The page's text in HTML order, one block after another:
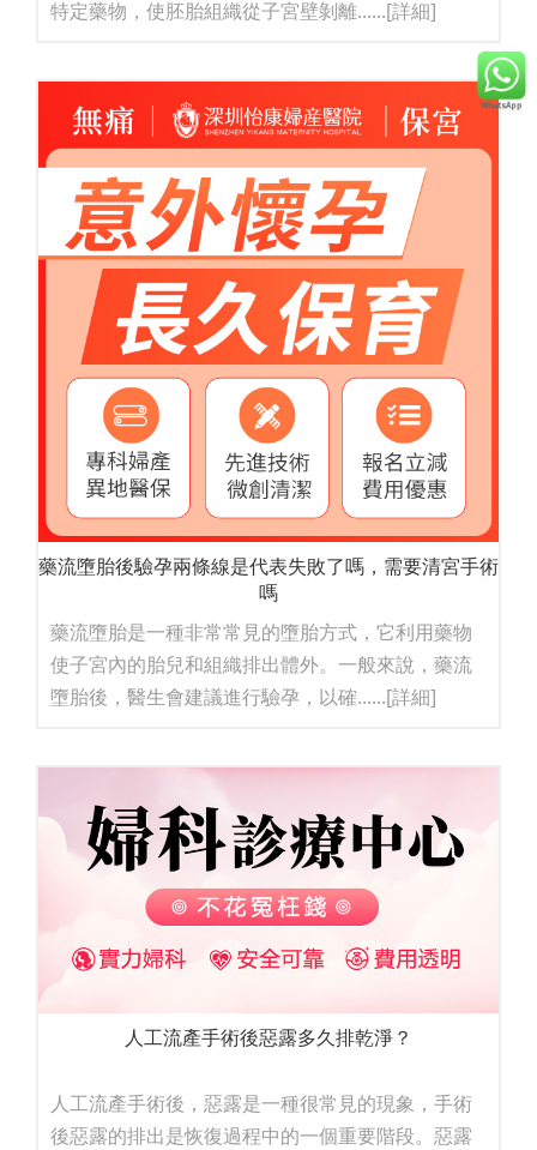
特定藥物，使胚胎組織從子宮壁剝離......[詳細]
藥流墮胎後驗孕兩條線是代表失敗了嗎，需要清宮手術
嗎
藥流墮胎是一種非常常見的墮胎方式，它利用藥物
使子宮內的胎兒和組織排出體外。一般來說，藥流
墮胎後，醫生會建議進行驗孕，以確......[詳細]
人工流產手術後惡露多久排乾淨？
人工流產手術後，惡露是一種很常見的現象，手術
後惡露的排出是恢復過程中的一個重要階段。惡露